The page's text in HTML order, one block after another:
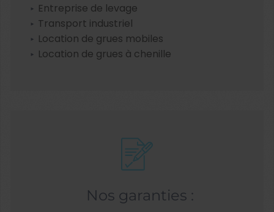
Entreprise de levage
Transport industriel
Location de grues mobiles
Location de grues à chenille
Nos garanties :